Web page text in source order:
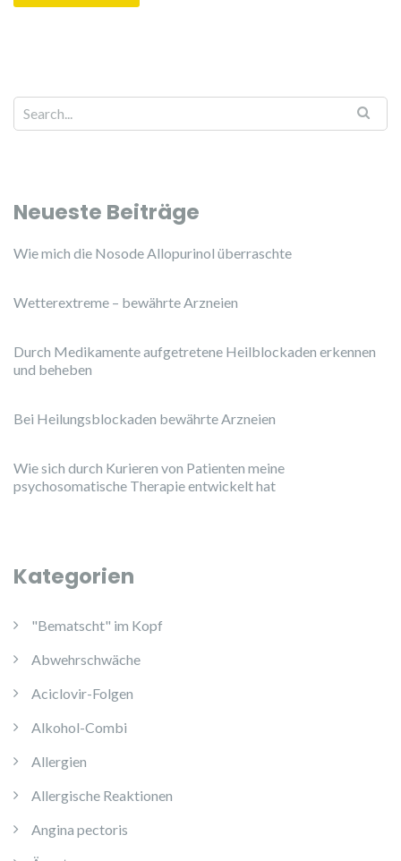
Neueste Beiträge
Wie mich die Nosode Allopurinol überraschte
Wetterextreme – bewährte Arzneien
Durch Medikamente aufgetretene Heilblockaden erkennen
und beheben
Bei Heilungsblockaden bewährte Arzneien
Wie sich durch Kurieren von Patienten meine
psychosomatische Therapie entwickelt hat
Kategorien
"Bematscht" im Kopf
Abwehrschwäche
Aciclovir-Folgen
Alkohol-Combi
Allergien
Allergische Reaktionen
Angina pectoris